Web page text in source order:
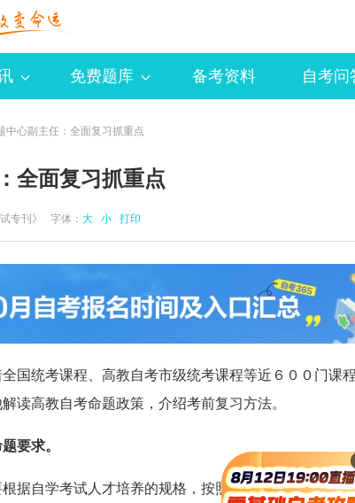
免费题库 备考资料 自考问
中心副主任：全面复习抓重点
全面复习抓重点
专刊》 字体： 大 小 打印
国统考课程、高教自考市级统考课程等近６００门课
读高教自考命题政策，介绍考前复习方法。
要求。
据自学考试人才培养的规格，按照课程标准进行科学